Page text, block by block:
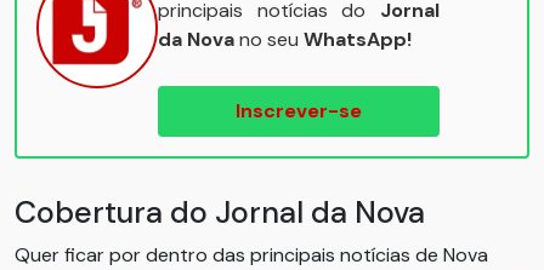
principais notícias do Jornal
da Novano seu WhatsApp!
Inscrever-se
Cobertura do Jornal da Nova
Quer ficar por dentro das principais notícias de Nova